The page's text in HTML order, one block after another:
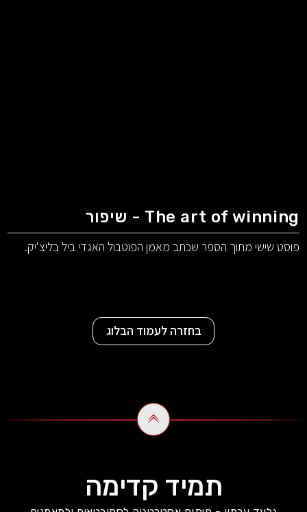
The art of winning - שיפור
פוסט שישי מתוך הספר שכתב מאמן הפוטבול האגדי ביל בליצ'יק.
בחזרה לעמוד הבלוג
תמיד קדימה